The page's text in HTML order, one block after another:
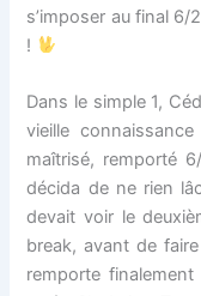
s’imposer au final 6/
!
Dans le simple 1,
vieille
maîtrisé, remporté
décida de ne rien
devait voir le
break, avant de
remporte